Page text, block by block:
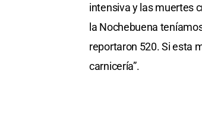
intensiva y las muertes
la Nochebuena
reportaron 520. Si esta
carnicería”.